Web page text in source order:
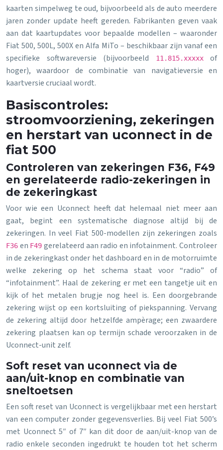
kaarten simpelweg te oud, bijvoorbeeld als de auto meerdere
jaren zonder update heeft gereden. Fabrikanten geven vaak
aan dat kaartupdates voor bepaalde modellen – waaronder
Fiat 500, 500L, 500X en Alfa MiTo – beschikbaar zijn vanaf een
specifieke softwareversie (bijvoorbeeld
11.815.xxxxxof
hoger), waardoor de combinatie van navigatieversie en
kaartversie cruciaal wordt.
Basiscontroles:
stroomvoorziening, zekeringen
en herstart van uconnect in de
fiat 500
Controleren van zekeringen F36, F49
en gerelateerde radio-zekeringen in
de zekeringkast
Voor wie een Uconnect heeft dat helemaal niet meer aan
gaat, begint een systematische diagnose altijd bij de
zekeringen. In veel Fiat 500-modellen zijn zekeringen zoals
F36 en F49 gerelateerd aan radio en infotainment. Controleer
in de zekeringkast onder het dashboard en in de motorruimte
welke zekering op het schema staat voor “radio” of
“infotainment”. Haal de zekering er met een tangetje uit en
kijk of het metalen brugje nog heel is. Een doorgebrande
zekering wijst op een kortsluiting of piekspanning. Vervang
de zekering altijd door hetzelfde ampèrage; een zwaardere
zekering plaatsen kan op termijn schade veroorzaken in de
Uconnect-unit zelf.
Soft reset van uconnect via de
aan/uit-knop en combinatie van
sneltoetsen
Een soft reset van Uconnect is vergelijkbaar met een herstart
van een computer zonder gegevensverlies. Bij veel Fiat 500’s
met Uconnect 5″ of 7″ kan dit door de aan/uit-knop van de
radio enkele seconden ingedrukt te houden tot het scherm